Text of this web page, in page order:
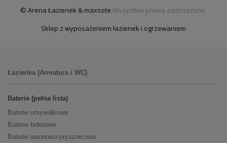
© Arena Łazienek & maxsote Wszystkie prawa zastrzeżone.
Sklep z wyposażeniem łazienek i ogrzewaniem
Łazienka (Armatura i WC)
Baterie (pełna lista)
Baterie umywalkowe
Baterie bidetowe
Baterie wannowo-prysznicowe